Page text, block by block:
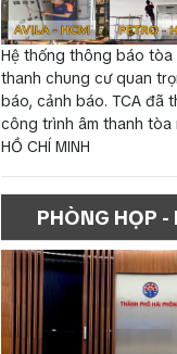
Hệ thống thông báo tòa
thanh chung cư quan
báo, cảnh báo. TCA đã
công trình âm thanh tòa
HỒ CHÍ MINH
PHÒNG HỌP -